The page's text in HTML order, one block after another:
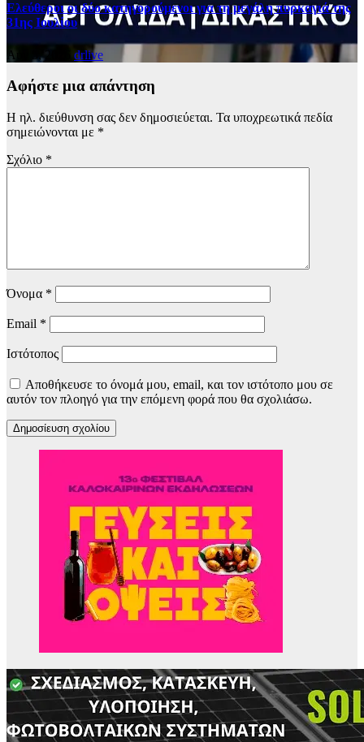
Ελεύθεροι οι δύο κατηγορούμενοι για τη μεγάλη πυρκαγιά της
31ης Ιουλίου
Αυγ 5, 2026 drlive
Αφήστε μια απάντηση
Η ηλ. διεύθυνση σας δεν δημοσιεύεται. Τα υποχρεωτικά πεδία
σημειώνονται με *
Σχόλιο *
Όνομα *
Email *
Ιστότοπος
Αποθήκευσε το όνομά μου, email, και τον ιστότοπο μου σε
αυτόν τον πλοηγό για την επόμενη φορά που θα σχολιάσω.